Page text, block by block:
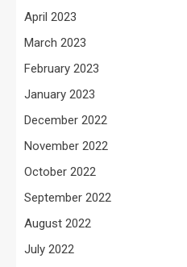
April 2023
March 2023
February 2023
January 2023
December 2022
November 2022
October 2022
September 2022
August 2022
July 2022